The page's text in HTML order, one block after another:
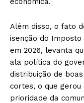
Além disso, o fato
isenção do
em 2026, levanta
ala política do
distribuição de
cortes, o que
prioridade da